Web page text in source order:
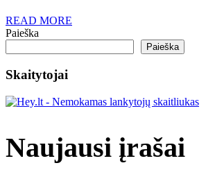
READ MORE
Paieška
Paieška
Skaitytojai
Naujausi įrašai